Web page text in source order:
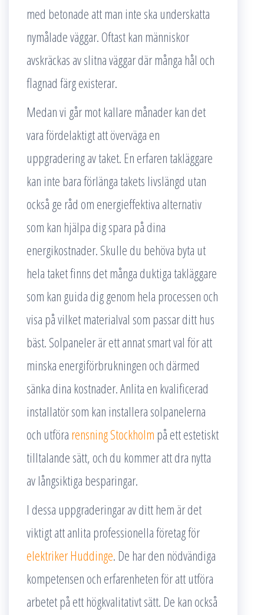
med betonade att man inte ska underskatta
nymålade väggar. Oftast kan människor
avskräckas av slitna väggar där många hål och
flagnad färg existerar.
Medan vi går mot kallare månader kan det
vara fördelaktigt att överväga en
uppgradering av taket. En erfaren takläggare
kan inte bara förlänga takets livslängd utan
också ge råd om energieffektiva alternativ
som kan hjälpa dig spara på dina
energikostnader. Skulle du behöva byta ut
hela taket finns det många duktiga takläggare
som kan guida dig genom hela processen och
visa på vilket materialval som passar ditt hus
bäst. Solpaneler är ett annat smart val för att
minska energiförbrukningen och därmed
sänka dina kostnader. Anlita en kvalificerad
installatör som kan installera solpanelerna
och utföra rensning Stockholm på ett estetiskt
tilltalande sätt, och du kommer att dra nytta
av långsiktiga besparingar.
I dessa uppgraderingar av ditt hem är det
viktigt att anlita professionella företag för
elektriker Huddinge. De har den nödvändiga
kompetensen och erfarenheten för att utföra
arbetet på ett högkvalitativt sätt. De kan också